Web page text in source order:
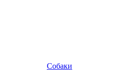
Собаки